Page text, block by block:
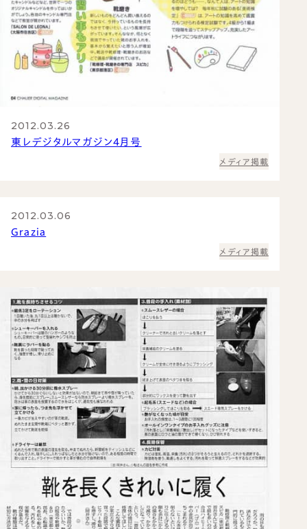
2012.03.26
東レデジタルマガジン4月号
メディア掲載
2012.03.06
Grazia
メディア掲載